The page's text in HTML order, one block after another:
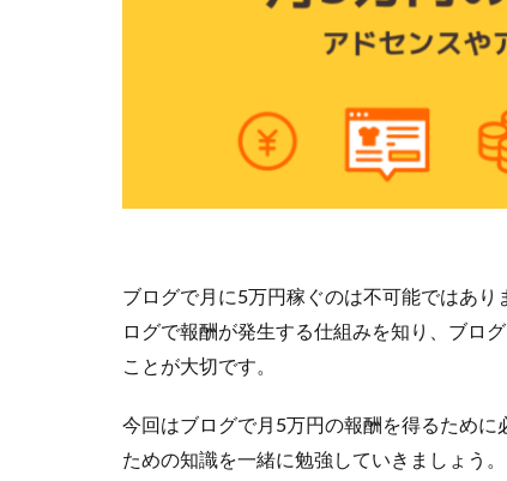
ブログで月に5万円稼ぐのは不可能ではあ
ログで報酬が発生する仕組みを知り、ブロ
ことが大切です。
今回はブログで月5万円の報酬を得るため
ための知識を一緒に勉強していきましょう。